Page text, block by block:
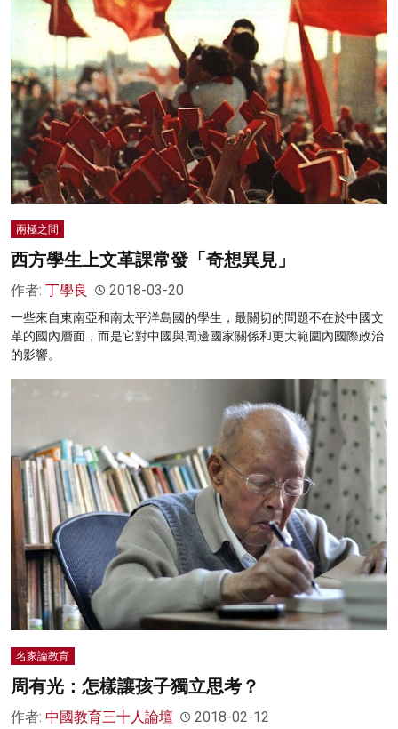
兩極之間
西方學生上文革課常發「奇想異見」
作者: 丁學良 2018-03-20
一些來自東南亞和南太平洋島國的學生，最關切的問題不在於中國文
革的國內層面，而是它對中國與周邊國家關係和更大範圍內國際政治
的影響。
名家論教育
周有光：怎樣讓孩子獨立思考？
作者: 中國教育三十人論壇 2018-02-12